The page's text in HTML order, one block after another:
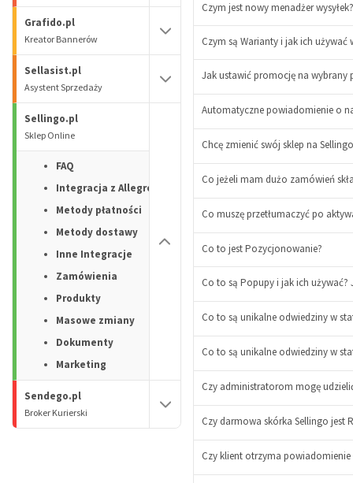
Grafido.pl
Kreator Bannerów
Sellasist.pl
Asystent Sprzedaży
Sellingo.pl
Sklep Online
FAQ
Integracja z Allegro
Metody płatności
Metody dostawy
Inne Integracje
Zamówienia
Produkty
Masowe zmiany
Dokumenty
Marketing
Sendego.pl
Broker Kurierski
Czym jest nowy menadżer
+
Czym są Warianty i jak ich
+
Jak ustawić promocję na wybrany
Automatyczne powiadomienie o
Chcę zmienić swój sklep na
Co jeżeli mam dużo zamówień
Co muszę przetłumaczyć po
Co to jest Pozycjonowanie?
+
Co to są Popupy i jak ich
Co to są unikalne odwiedziny w
Co to są unikalne odwiedziny w
Czy administratorom mogę
Czy darmowa skórka Sellingo jest
Czy klient otrzyma